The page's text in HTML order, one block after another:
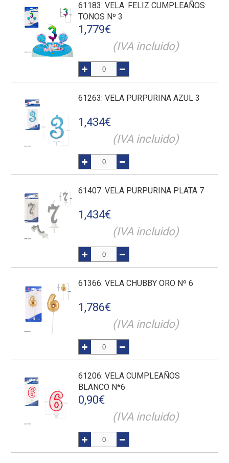
61183: VELA ·FELIZ CUMPLEAÑOS·
TONOS Nº 3
1,779€
(IVA incluido)
61263: VELA PURPURINA AZUL 3
1,434€
(IVA incluido)
61407: VELA PURPURINA PLATA 7
1,434€
(IVA incluido)
61366: VELA CHUBBY ORO Nº 6
1,786€
(IVA incluido)
61206: VELA CUMPLEAÑOS
BLANCO N*6
0,90€
(IVA incluido)